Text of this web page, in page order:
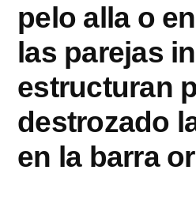
pelo alla o
las parejas
estructuran
destrozado
en la barra or